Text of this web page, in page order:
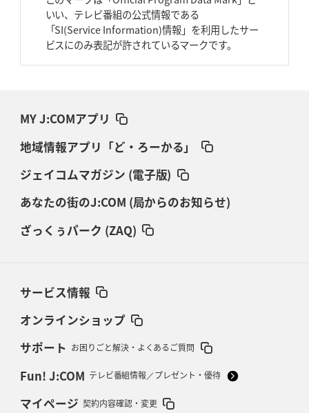
いい、テレビ番組の公式情報である
「SI(Service Information)情報」を利用したサー
ビスにのみ表記が許されているマークです。
MY J:COMアプリ
地域情報アプリ「ど・ろーかる」
ジェイコムマガジン (電子版)
あなたの街のJ:COM (局からのお知らせ)
ざっくぅパーク (ZAQ)
サービス情報
オンラインショップ
サポート お困りごと解決・よくあるご質問
Fun! J:COM テレビ番組情報／プレゼント・優待
マイページ 契約内容確認・変更